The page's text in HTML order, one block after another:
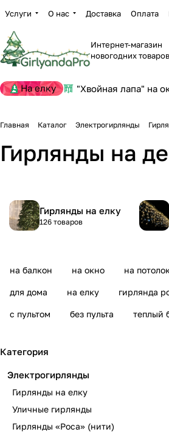
Услуги О нас Доставка Оплата
Интернет-магазин
новогодних товаров
На елку "Хвойная лапа" на
Главная Каталог Электрогирлянды
Гирлянды на
Гирлянды на елку
126 товаров
на балкон на окно на
для дома на елку гирлянда
с пультом без пульта теплый
Категория
Электрогирлянды
Гирлянды на елку
Уличные гирлянды
Гирлянды «Роса» (нити)